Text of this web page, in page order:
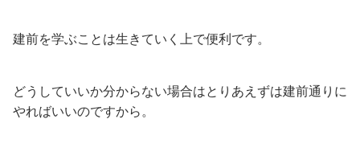
建前を学ぶことは生きていく上で便利です。
どうしていいか分からない場合はとりあえずは建前通りに
やればいいのですから。